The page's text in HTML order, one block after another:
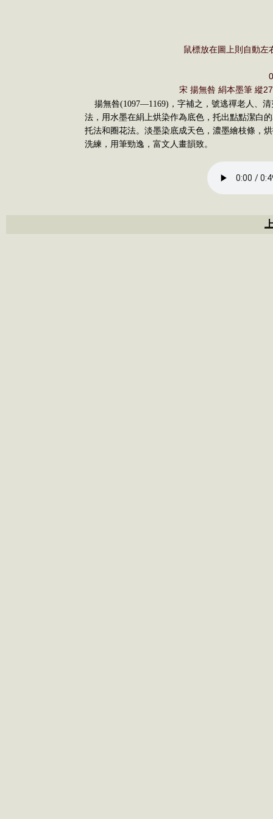
鼠標放在圖上則自動左
宋 揚無咎 絹本墨筆 縱
揚無咎(1097—1169)，字補之，號逃禪老人、
法，用水墨在絹上烘染作為底色，托出點點潔白
托法和圈花法。淡墨染底成天色，濃墨繪枝條，
洗練，用筆勁逸，富文人畫韻致。